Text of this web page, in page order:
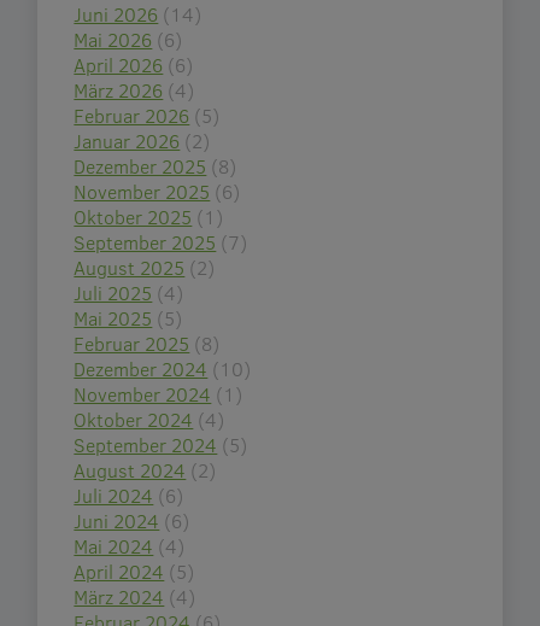
Juni 2026 (14)
Mai 2026 (6)
April 2026 (6)
März 2026 (4)
Februar 2026 (5)
Januar 2026 (2)
Dezember 2025 (8)
November 2025 (6)
Oktober 2025 (1)
September 2025 (7)
August 2025 (2)
Juli 2025 (4)
Mai 2025 (5)
Februar 2025 (8)
Dezember 2024 (10)
November 2024 (1)
Oktober 2024 (4)
September 2024 (5)
August 2024 (2)
Juli 2024 (6)
Juni 2024 (6)
Mai 2024 (4)
April 2024 (5)
März 2024 (4)